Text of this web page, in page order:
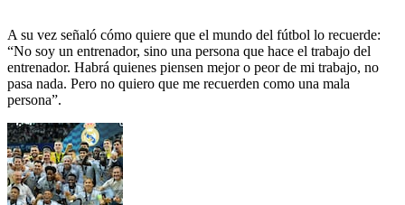
A su vez señaló cómo quiere que el mundo del fútbol lo recuerde:
“No soy un entrenador, sino una persona que hace el trabajo del
entrenador. Habrá quienes piensen mejor o peor de mi trabajo, no
pasa nada. Pero no quiero que me recuerden como una mala
persona”.